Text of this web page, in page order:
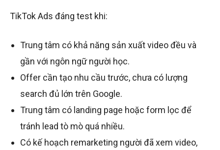
TikTok Ads đáng test khi:
Trung tâm có khả năng sản xuất video đều và
gần với ngôn ngữ người học.
Offer cần tạo nhu cầu trước, chưa có lượng
search đủ lớn trên Google.
Trung tâm có landing page hoặc form lọc để
tránh lead tò mò quá nhiều.
Có kế hoạch remarketing người đã xem video,